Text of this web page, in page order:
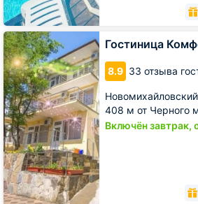
Гостиница
8.9 33 отзыва
408 м от Черного
Включён завтрак,
Гостиница
Комфорт